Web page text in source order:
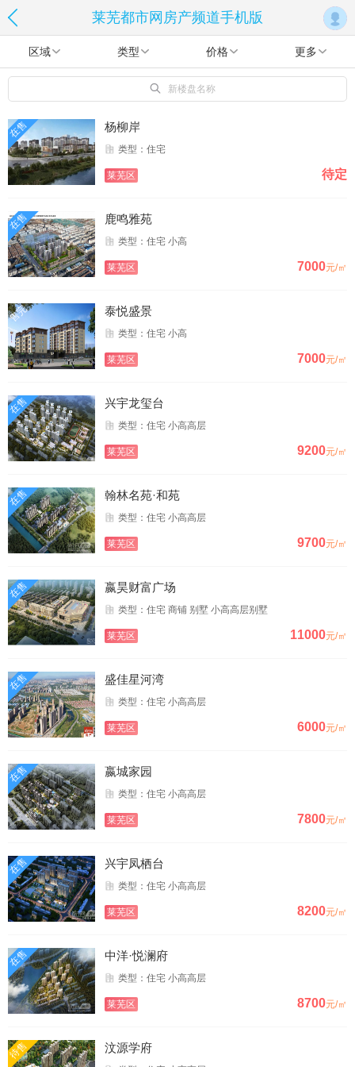
莱芜都市网房产频道手机版
区域 类型 价格 更多
新楼盘名称
在售 杨柳岸
类型：住宅
莱芜区 待定
在售 鹿鸣雅苑
类型：住宅 小高
莱芜区 7000元/㎡
售完 泰悦盛景
类型：住宅 小高
莱芜区 7000元/㎡
在售 兴宇龙玺台
类型：住宅 小高高层
莱芜区 9200元/㎡
在售 翰林名苑·和苑
类型：住宅 小高高层
莱芜区 9700元/㎡
在售 嬴昊财富广场
类型：住宅 商铺 别墅 小高高层别墅
莱芜区 11000元/㎡
在售 盛佳星河湾
类型：住宅 小高高层
莱芜区 6000元/㎡
在售 嬴城家园
类型：住宅 小高高层
莱芜区 7800元/㎡
在售 兴宇凤栖台
类型：住宅 小高高层
莱芜区 8200元/㎡
在售 中洋·悦澜府
类型：住宅 小高高层
莱芜区 8700元/㎡
待售 汶源学府